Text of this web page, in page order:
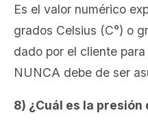
Es el valor numérico
grados Celsius (C°) o
dado por el cliente
NUNCA debe de ser
8) ¿Cuál es la presión